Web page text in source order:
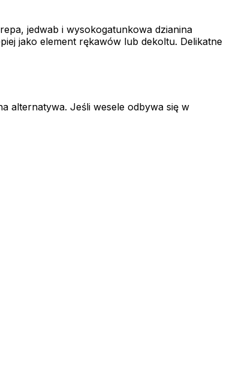
jedwab i wysokogatunkowa dzianina
jako element rękawów lub dekoltu. Delikatne
alternatywa. Jeśli wesele odbywa się w